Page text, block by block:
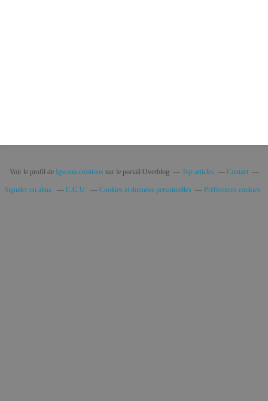
Voir le profil de Igwana créationssur le portail Overblog Top articles Contact
Signaler un abus C.G.U. Cookies et données personnelles Préférences cookies